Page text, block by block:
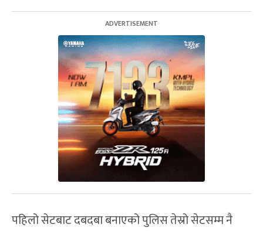
पहिलो सेटबाट दबदबा बनाएको पुलिस तेस्रो सेटसम्म नै